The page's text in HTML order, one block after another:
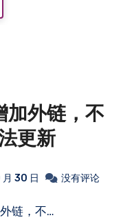
加外链，不
更新
30 日 没有评论
外链，不…